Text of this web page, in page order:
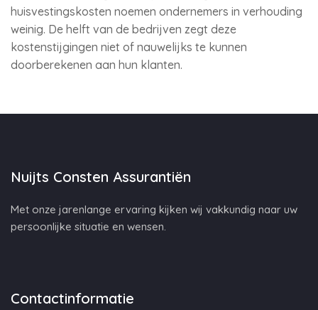
huisvestingskosten noemen ondernemers in verhouding
weinig. De helft van de bedrijven zegt deze
kostenstijgingen niet of nauwelijks te kunnen
doorberekenen aan hun klanten.
Nuijts Consten Assurantiën
Met onze jarenlange ervaring kijken wij vakkundig naar uw
persoonlijke situatie en wensen.
Contactinformatie